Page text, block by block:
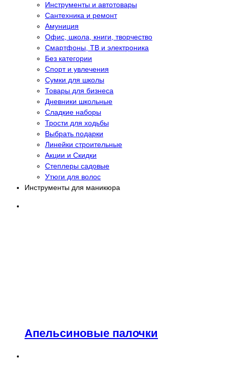
Инструменты и автотовары
Сантехника и ремонт
Амуниция
Офис, школа, книги, творчество
Смартфоны, ТВ и электроника
Без категории
Спорт и увлечения
Сумки для школы
Товары для бизнеса
Дневники школьные
Сладкие наборы
Трости для ходьбы
Выбрать подарки
Линейки строительные
Акции и Скидки
Степлеры садовые
Утюги для волос
Инструменты для маникюра
Апельсиновые палочки